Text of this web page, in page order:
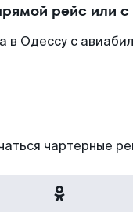
рейс или
Одессу с
чартерные